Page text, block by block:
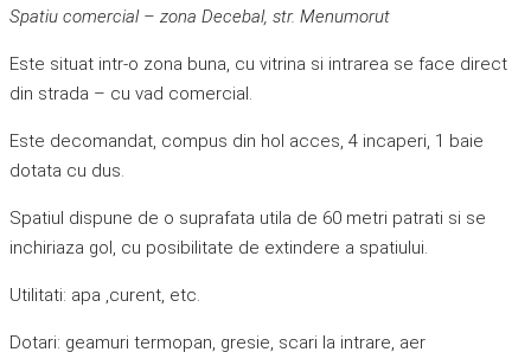
Spatiu comercial – zona Decebal, str. Menumorut
Este situat intr-o zona buna, cu vitrina si intrarea se face direct
din strada – cu vad comercial.
Este decomandat, compus din hol acces, 4 incaperi, 1 baie
dotata cu dus.
Spatiul dispune de o suprafata utila de 60 metri patrati si se
inchiriaza gol, cu posibilitate de extindere a spatiului.
Utilitati: apa ,curent, etc.
Dotari: geamuri termopan, gresie, scari la intrare, aer